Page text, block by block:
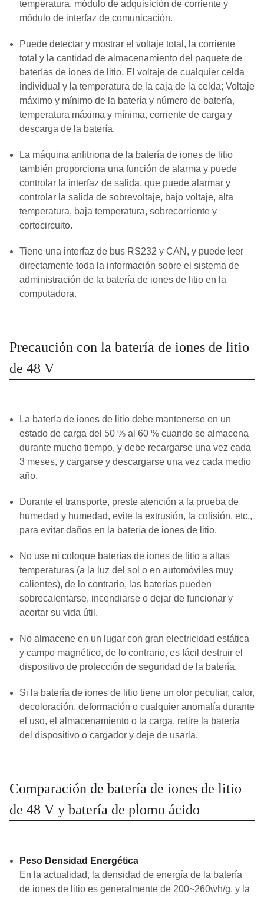
temperatura, módulo de adquisición de corriente y
módulo de interfaz de comunicación.
Puede detectar y mostrar el voltaje total, la corriente
total y la cantidad de almacenamiento del paquete de
baterías de iones de litio. El voltaje de cualquier celda
individual y la temperatura de la caja de la celda; Voltaje
máximo y mínimo de la batería y número de batería,
temperatura máxima y mínima, corriente de carga y
descarga de la batería.
La máquina anfitriona de la batería de iones de litio
también proporciona una función de alarma y puede
controlar la interfaz de salida, que puede alarmar y
controlar la salida de sobrevoltaje, bajo voltaje, alta
temperatura, baja temperatura, sobrecorriente y
cortocircuito.
Tiene una interfaz de bus RS232 y CAN, y puede leer
directamente toda la información sobre el sistema de
administración de la batería de iones de litio en la
computadora.
Precaución con la batería de iones de litio
de 48 V
La batería de iones de litio debe mantenerse en un
estado de carga del 50 % al 60 % cuando se almacena
durante mucho tiempo, y debe recargarse una vez cada
3 meses, y cargarse y descargarse una vez cada medio
año.
Durante el transporte, preste atención a la prueba de
humedad y humedad, evite la extrusión, la colisión, etc.,
para evitar daños en la batería de iones de litio.
No use ni coloque baterías de iones de litio a altas
temperaturas (a la luz del sol o en automóviles muy
calientes), de lo contrario, las baterías pueden
sobrecalentarse, incendiarse o dejar de funcionar y
acortar su vida útil.
No almacene en un lugar con gran electricidad estática
y campo magnético, de lo contrario, es fácil destruir el
dispositivo de protección de seguridad de la batería.
Si la batería de iones de litio tiene un olor peculiar, calor,
decoloración, deformación o cualquier anomalía durante
el uso, el almacenamiento o la carga, retire la batería
del dispositivo o cargador y deje de usarla.
Comparación de batería de iones de litio
de 48 V y batería de plomo ácido
Peso Densidad Energética
En la actualidad, la densidad de energía de la batería
de iones de litio es generalmente de 200~260wh/g, y la